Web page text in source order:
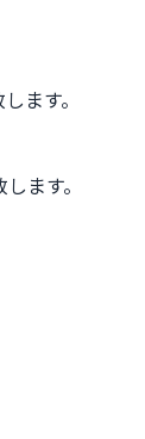
ます。
ます。